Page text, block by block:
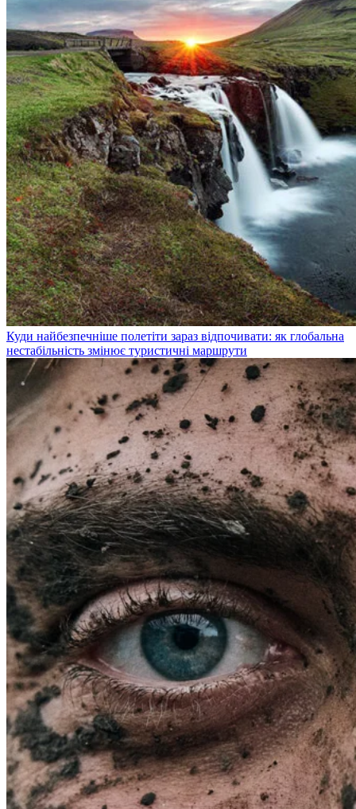
Куди найбезпечніше полетіти зараз відпочивати: як глобальна
нестабільність змінює туристичні маршрути